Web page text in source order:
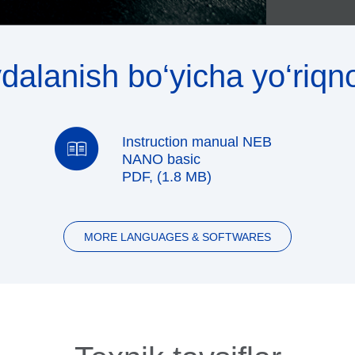
bo‘yicha
Instruction manual NEB
NANO basic
PDF, (1.8 MB)
MORE LANGUAGES & SOFTWARES